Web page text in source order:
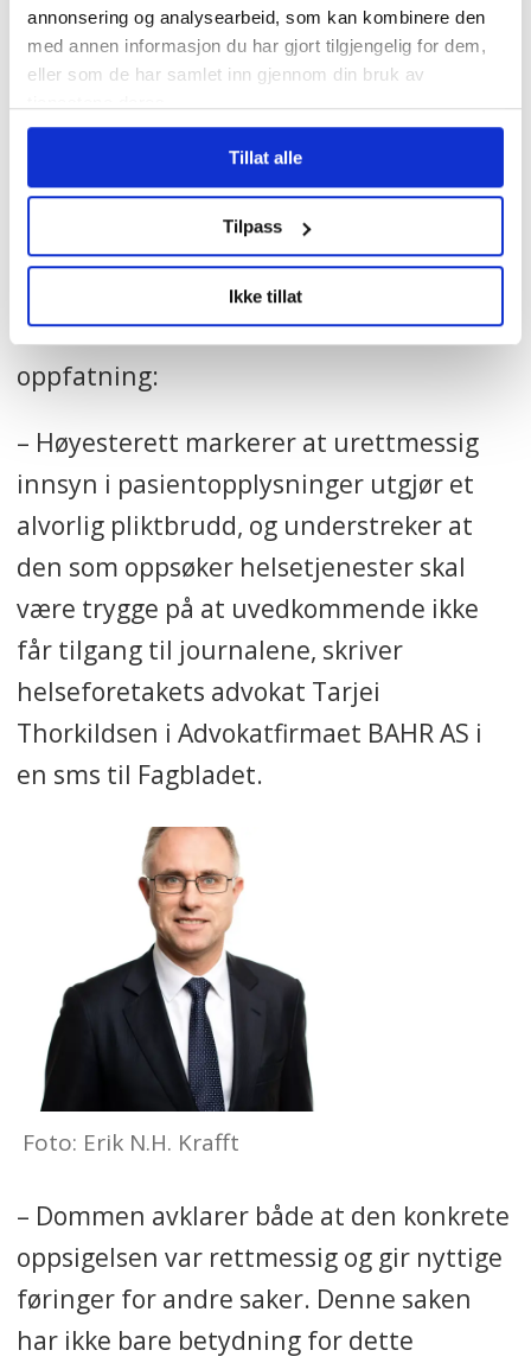
annonsering og analysearbeid, som kan kombinere den
med annen informasjon du har gjort tilgjengelig for dem,
eller som de har samlet inn gjennom din bruk av
Tillat alle
Tilpass
Ikke tillat
brudd på helsepersonelloven § 21 a:
– Dommen kan ikke trekkes så langt at
Høyesterett anser at snokingen i seg selv
er tilstrekkelig til å berettige en
oppsigelse, mener hun.
Nyttig
Helseforetaket er av en annen
oppfatning:
– Høyesterett markerer at urettmessig
innsyn i pasientopplysninger utgjør et
alvorlig pliktbrudd, og understreker at
den som oppsøker helsetjenester skal
være trygge på at uvedkommende ikke
får tilgang til journalene, skriver
helseforetakets advokat Tarjei
Thorkildsen i Advokatfirmaet BAHR AS i
en sms til Fagbladet.
Foto: Erik N.H. Krafft
– Dommen avklarer både at den konkrete
oppsigelsen var rettmessig og gir nyttige
føringer for andre saker. Denne saken
har ikke bare betydning for dette